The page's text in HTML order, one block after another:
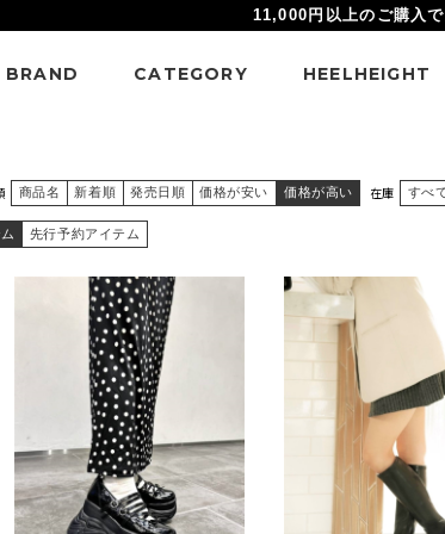
11,000円以上のご購入で
BRAND CATEGORY HEELHEIGHT
商品名 新着順 発売日順 価格が安い 価格が高い 在庫 すべ
先行予約アイテム